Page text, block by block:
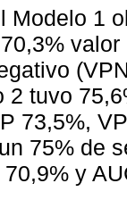
Modelo 1
2 tuvo
73,5%,
75% de
y